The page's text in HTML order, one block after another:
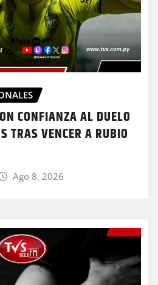
CONFIANZA AL DUELO
TRAS VENCER A RUBIO
Ago 8, 2026